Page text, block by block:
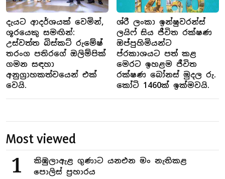
දැයට ආදර්ශයක් වෙමින්,
ශූරයෙකු සමඟින්:
උස්වත්ත බිස්කට් රුමේෂ්
තරංග පතිරගේ ඔලිම්පික්
ගමන සඳහා
අනුග්‍රාහකත්වයෙන් එක්
වෙයි.
ශ්රී ලංකා ඉන්ෂුවරන්ස්
ලයිෆ් සිය ජීවිත රක්ෂණ
ඔප්පුහිමියන්ට
ප්රකාශයට පත් කළ
මෙරට ඉහළම ජීවිත
රක්ෂණ බෝනස් මුදල රු.
කෝටි 1460ක් ඉක්මවයි.
Most viewed
1
කිඹුලාඇළ ගුණාට යනඑන මං නැතිකළ
පොලිස් ප්‍රහාරය